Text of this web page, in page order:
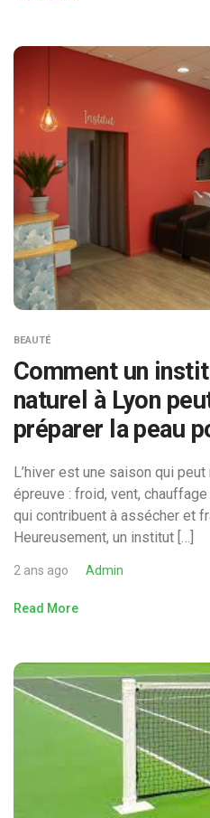
BEAUTÉ
Comment un
naturel à Lyon
préparer la peau
L’hiver est une saison qui
épreuve : froid, vent,
qui contribuent à assécher et
Heureusement, un institut […]
2 ans ago Admin
Read More